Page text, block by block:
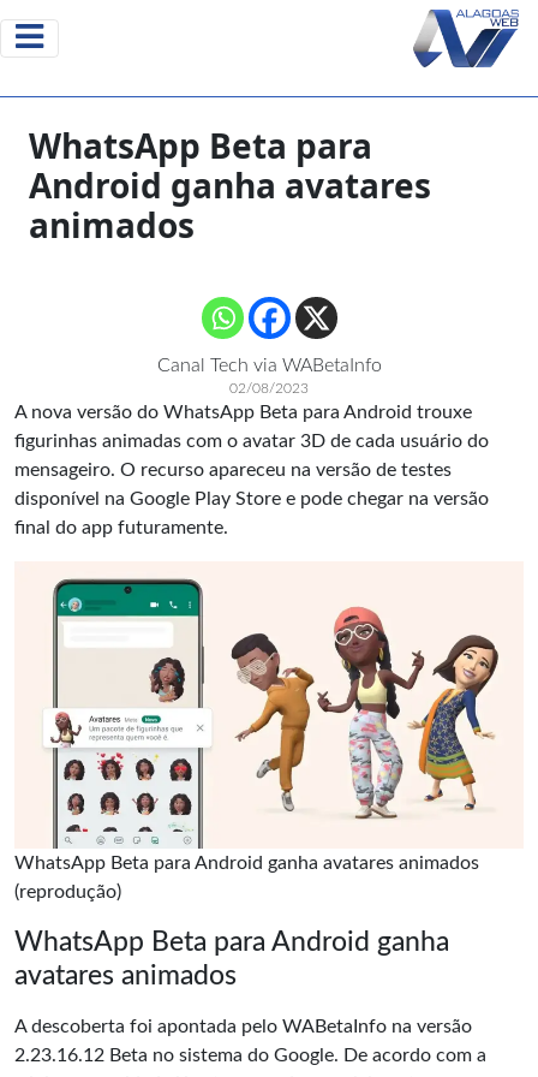
WhatsApp Beta para
Android ganha avatares
animados
Canal Tech via WABetaInfo
02/08/2023
A nova versão do WhatsApp Beta para Android trouxe
figurinhas animadas com o avatar 3D de cada usuário do
mensageiro. O recurso apareceu na versão de testes
disponível na Google Play Store e pode chegar na versão
final do app futuramente.
WhatsApp Beta para Android ganha avatares animados
(reprodução)
WhatsApp Beta para Android ganha
avatares animados
A descoberta foi apontada pelo WABetaInfo na versão
2.23.16.12 Beta no sistema do Google. De acordo com a